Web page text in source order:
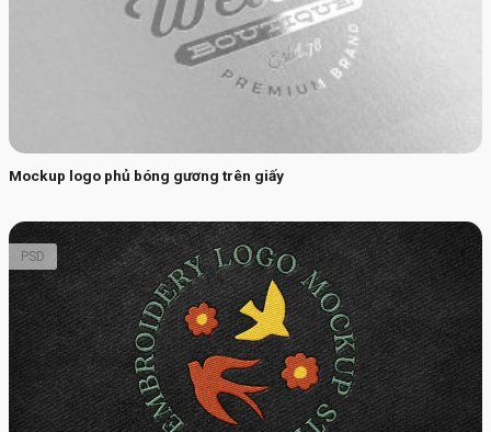
Mockup logo phủ bóng gương trên giấy
PSD